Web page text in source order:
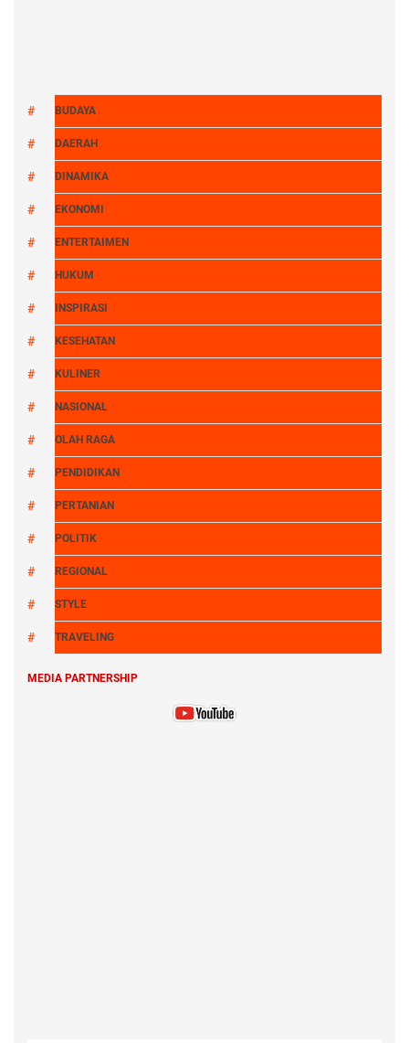
BUDAYA
DAERAH
DINAMIKA
EKONOMI
ENTERTAIMEN
HUKUM
INSPIRASI
KESEHATAN
KULINER
NASIONAL
OLAH RAGA
PENDIDIKAN
PERTANIAN
POLITIK
REGIONAL
STYLE
TRAVELING
MEDIA PARTNERSHIP